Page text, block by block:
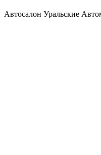
Автосалон Уральские